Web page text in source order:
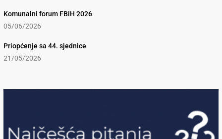
Komunalni forum FBiH 2026
05/06/2026
Priopćenje sa 44. sjednice
21/05/2026